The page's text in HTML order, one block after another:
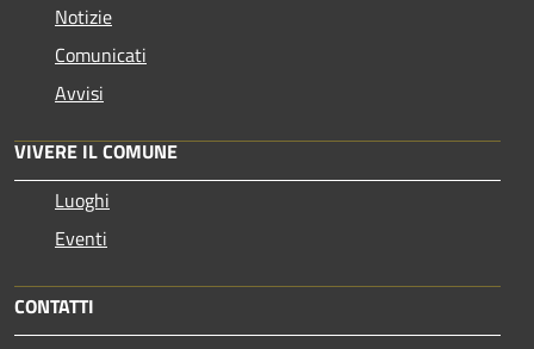
Notizie
Comunicati
Avvisi
VIVERE IL COMUNE
Luoghi
Eventi
CONTATTI